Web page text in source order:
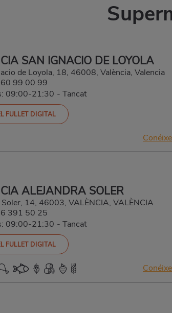
SAN IGNACIO DE LOYOLA
de Loyola, 18, 46008, València, Valencia
99 00 99
09:00-21:30 - Tancat
FULLET DIGITAL
ALEJANDRA SOLER
14, 46003, VALÈNCIA, VALÈNCIA
391 50 25
09:00-21:30 - Tancat
FULLET DIGITAL